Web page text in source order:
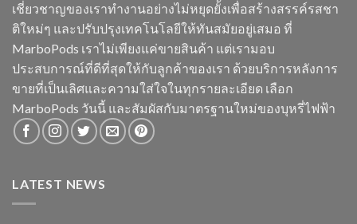
เชี่ยวชาญของเราทำงานอย่างไม่หยุดยั้งเพื่อสร้างสรรค์รสชา
ติใหม่ๆ และปรับปรุงเทคโนโลยีให้ทันสมัยอยู่เสมอ ที่
MarboPods เราไม่เพียงแค่ขายสินค้า แต่เรามอบ
ประสบการณ์ที่ดีที่สุดให้กับลูกค้าของเรา ด้วยบริการหลังการ
ขายที่เป็นเลิศและความใส่ใจในทุกรายละเอียด เลือก
MarboPods วันนี้ และสัมผัสกับมาตรฐานใหม่ของบุหรี่ไฟฟ้า
LATEST NEWS